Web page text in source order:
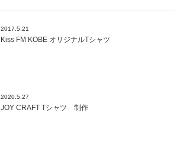
2017.5.21
Kiss FM KOBE オリジナルTシャツ
2020.5.27
JOY CRAFT Tシャツ 制作